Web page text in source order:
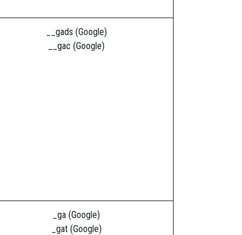
__gads (Google)
__gac (Google)
_ga (Google)
_gat (Google)